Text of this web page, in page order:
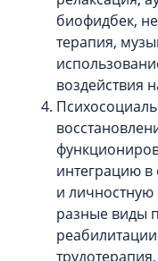
биофидбек,
терапия,
воздействия
интеграцию
и
разные виды